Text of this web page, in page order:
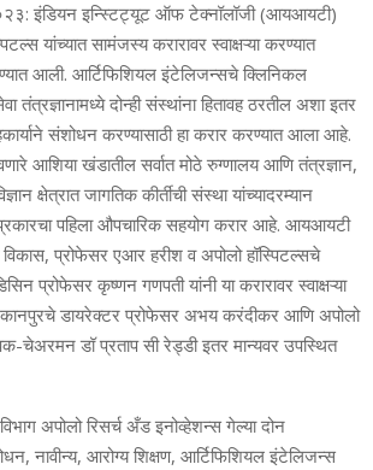
इंडियन इन्स्टिट्यूट ऑफ टेक्नॉलॉजी (आयआयटी)
यांच्यात सामंजस्य करारावर स्वाक्षऱ्या करण्यात
आली. आर्टिफिशियल इंटेलिजन्सचे क्लिनिकल
तंत्रज्ञानामध्ये दोन्ही संस्थांना हितावह ठरतील अशा इतर
संशोधन करण्यासाठी हा करार करण्यात आला आहे.
आशिया खंडातील सर्वात मोठे रुग्णालय आणि तंत्रज्ञान,
क्षेत्रात जागतिक कीर्तीची संस्था यांच्यादरम्यान
पहिला औपचारिक सहयोग करार आहे. आयआयटी
प्रोफेसर एआर हरीश व अपोलो हॉस्पिटल्सचे
प्रोफेसर कृष्णन गणपती यांनी या करारावर स्वाक्षऱ्या
डायरेक्टर प्रोफेसर अभय करंदीकर आणि अपोलो
चेअरमन डॉ प्रताप सी रेड्डी इतर मान्यवर उपस्थित
अपोलो रिसर्च अँड इनोव्हेशन्स गेल्या दोन
नावीन्य, आरोग्य शिक्षण, आर्टिफिशियल इंटेलिजन्स